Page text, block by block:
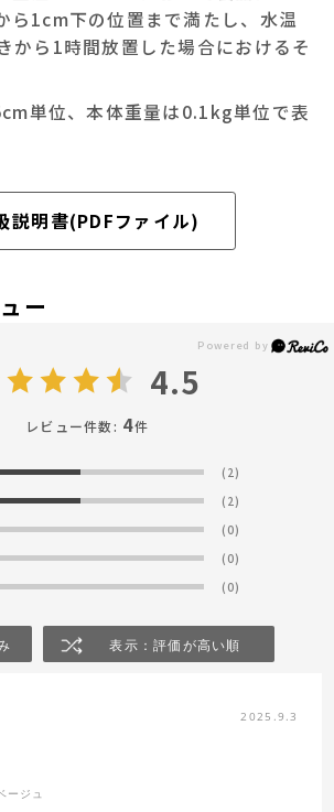
ら1cm下の位置まで満たし、水温
ら1時間放置した場合におけるそ
単位、本体重量は0.1kg単位で表
説明書(PDFファイル)
ー
4.5
レビュー件数: 4件
(2)
(2)
(0)
(0)
(0)
表示：評価が高い順
2025.9.3
ージュ